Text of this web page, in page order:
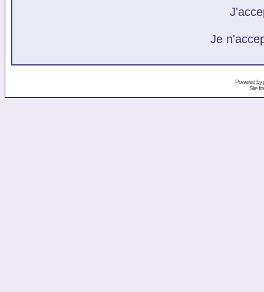
Je
Powered by
Site